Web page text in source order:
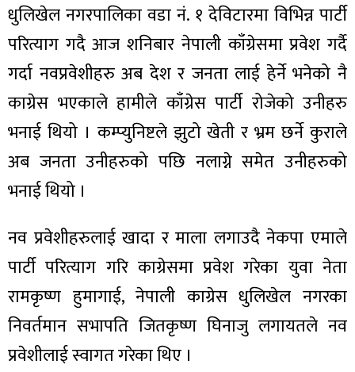
धुलिखेल नगरपालिका वडा नं. १ देविटारमा विभिन्न पार्टी
परित्याग गदै आज शनिबार नेपाली काँग्रेसमा प्रवेश गर्दै
गर्दा नवप्रवेशीहरु अब देश र जनता लाई हेर्ने भनेको नै
काग्रेस भएकाले हामीले काँग्रेस पार्टी रोजेको उनीहरु
भनाई थियो । कम्प्युनिष्टले झुटो खेती र भ्रम छर्ने कुराले
अब जनता उनीहरुको पछि नलाग्ने समेत उनीहरुको
भनाई थियो ।
नव प्रवेशीहरुलाई खादा र माला लगाउदै नेकपा एमाले
पार्टी परित्याग गरि काग्रेसमा प्रवेश गरेका युवा नेता
रामकृष्ण हुमागाई, नेपाली काग्रेस धुलिखेल नगरका
निवर्तमान सभापति जितकृष्ण घिनाजु लगायतले नव
प्रवेशीलाई स्वागत गरेका थिए ।